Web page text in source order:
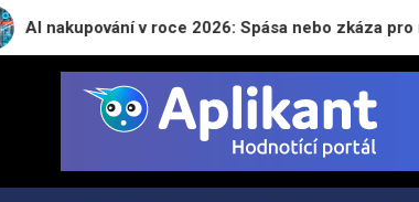
v roce 2026: Spása nebo zkáza pro naši